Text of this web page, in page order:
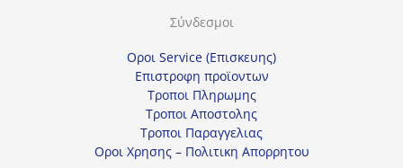
Σύνδεσμοι
Οροι Service (Επισκευης)
Επιστροφη προϊοντων
Τροποι Πληρωμης
Τροποι Αποστολης
Τροποι Παραγγελιας
Οροι Χρησης – Πολιτικη Απορρητου